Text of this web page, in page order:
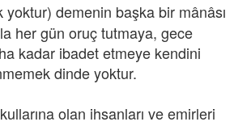
yoktur) demenin başka bir mânâsı
her gün oruç tutmaya, gece
kadar ibadet etmeye kendini
dinde yoktur.
olan ihsanları ve emirleri